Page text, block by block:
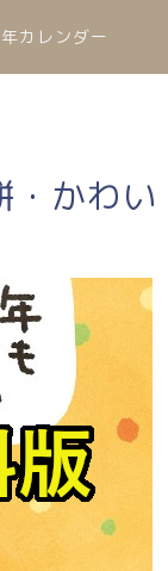
カレンダー
かわい